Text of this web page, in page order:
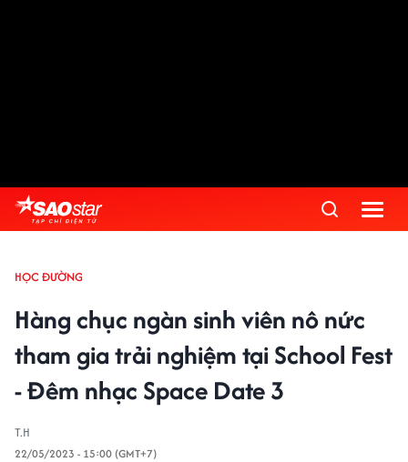
HỌC ĐƯỜNG
Hàng chục ngàn sinh viên nô nức
tham gia trải nghiệm tại School Fest
- Đêm nhạc Space Date 3
T.H
22/05/2023 - 15:00 (GMT+7)